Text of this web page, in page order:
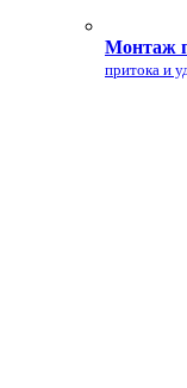
Монтаж
притока и